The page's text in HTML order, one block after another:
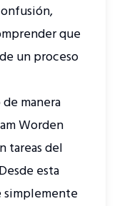
que
un proceso
manera
Worden
tareas del
esta
simplemente